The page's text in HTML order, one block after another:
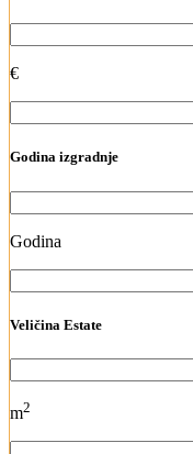
€
Godina izgradnje
Godina
Veličina Estate
m2